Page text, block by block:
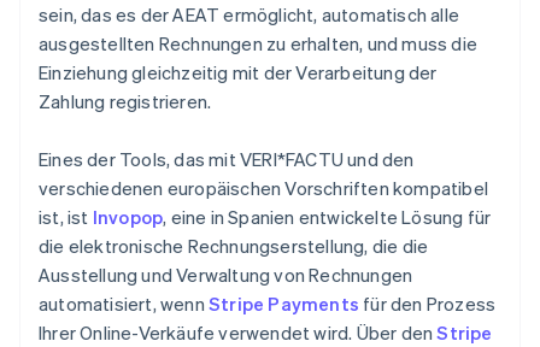
sein, das es der AEAT ermöglicht, automatisch alle
ausgestellten Rechnungen zu erhalten, und muss die
Einziehung gleichzeitig mit der Verarbeitung der
Zahlung registrieren.
Eines der Tools, das mit VERI*FACTU und den
verschiedenen europäischen Vorschriften kompatibel
ist, ist Invopop, eine in Spanien entwickelte Lösung für
die elektronische Rechnungserstellung, die die
Ausstellung und Verwaltung von Rechnungen
automatisiert, wenn Stripe Payments für den Prozess
Ihrer Online-Verkäufe verwendet wird. Über denStripe